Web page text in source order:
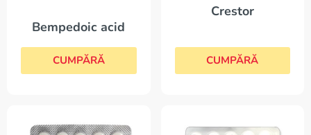
Bempedoic acid
CUMPĂRĂ
Crestor
CUMPĂRĂ